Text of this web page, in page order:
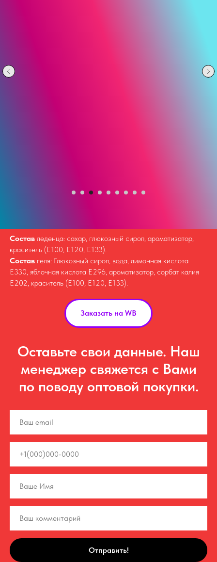
Состав леденца: сахар, глюкозный сироп, ароматизатор,
краситель (Е100, Е120, Е133).
Состав геля: Глюкозный сироп, вода, лимонная кислота
Е330, яблочная кислота Е296, ароматизатор, сорбат калия
Е202, краситель (Е100, Е120, Е133).
Заказать на WB
Оставьте свои данные. Наш
менеджер свяжется с Вами
по поводу оптовой покупки.
Отправить!